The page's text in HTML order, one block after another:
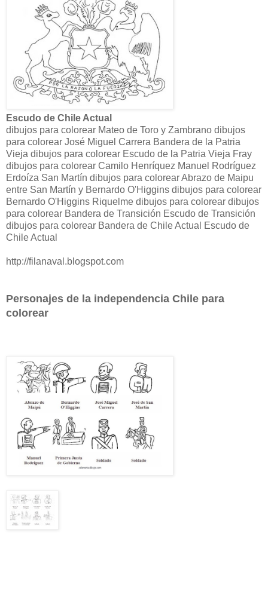
Escudo de Chile Actual
dibujos para colorear Mateo de Toro y Zambrano dibujos
para colorear José Miguel Carrera Bandera de la Patria
Vieja dibujos para colorear Escudo de la Patria Vieja Fray
dibujos para colorear Camilo Henríquez Manuel Rodríguez
Erdoíza San Martín dibujos para colorear Abrazo de Maipu
entre San Martín y Bernardo O'Higgins dibujos para colorear
Bernardo O'Higgins Riquelme dibujos para colorear dibujos
para colorear Bandera de Transición Escudo de Transición
dibujos para colorear Bandera de Chile Actual Escudo de
Chile Actual
http://filanaval.blogspot.com
Personajes de la independencia Chile para
colorear